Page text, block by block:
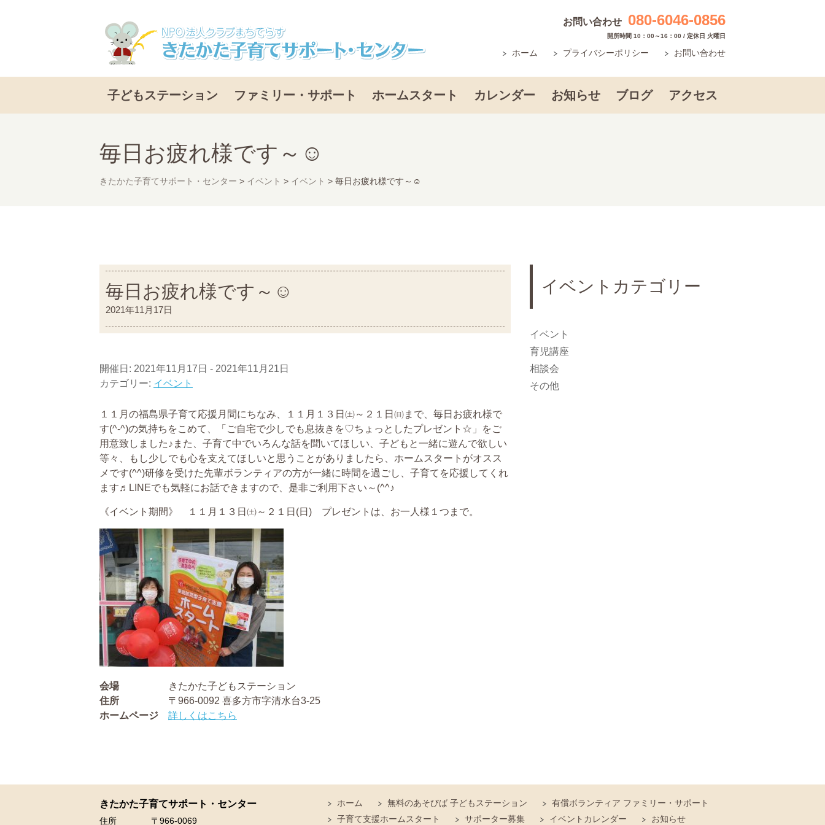
お問い合わせ 080-6046-0856
開所時間 10：00～16：00 / 定休日 火曜日
ホーム プライバシーポリシー お問い合わせ
子どもステーション ファミリー・サポート ホームスタート カレンダー お知らせ ブログ アクセス
毎日お疲れ様です～☺
きたかた子育てサポート・センター > イベント > イベント > 毎日お疲れ様です～☺
毎日お疲れ様です～☺
2021年11月17日
開催日: 2021年11月17日 - 2021年11月21日
カテゴリー: イベント
１１月の福島県子育て応援月間にちなみ、１１月１３日㈯～２１日㈰まで、毎日お疲れ様で
す(^-^)の気持ちをこめて、「ご自宅で少しでも息抜きを♡ちょっとしたプレゼント☆」をご
用意致しました♪また、子育て中でいろんな話を聞いてほしい、子どもと一緒に遊んで欲しい
等々、もし少しでも心を支えてほしいと思うことがありましたら、ホームスタートがオスス
メです(^^)研修を受けた先輩ボランティアの方が一緒に時間を過ごし、子育てを応援してくれ
ます♬LINEでも気軽にお話できますので、是非ご利用下さい～(^^♪
《イベント期間》 １１月１３日㈯～２１日(日) プレゼントは、お一人様１つまで。
会場
きたかた子どもステーション
住所
〒966-0092 喜多方市字清水台3-25
ホームページ
詳しくはこちら
イベントカテゴリー
イベント
育児講座
相談会
その他
ホーム 無料のあそびば 子どもステーション
有償ボランティア ファミリー・サポート
子育て支援ホームスタート
サポーター募集 イベントカレンダー お知らせ
きたかた子育てサポート・センター
住所 〒966-0069